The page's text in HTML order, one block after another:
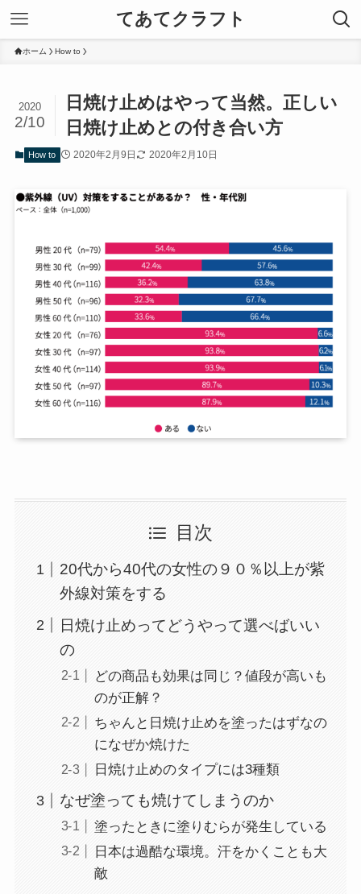
てあてクラフト
ホーム How to
日焼け止めはやって当然。正しい
日焼け止めとの付き合い方
2020
2/10
How to 2020年2月9日 2020年2月10日
目次
20代から40代の女性の９０％以上が紫
外線対策をする
日焼け止めってどうやって選べばいい
の
どの商品も効果は同じ？値段が高いも
のが正解？
ちゃんと日焼け止めを塗ったはずなの
になぜか焼けた
日焼け止めのタイプには3種類
なぜ塗っても焼けてしまうのか
塗ったときに塗りむらが発生している
日本は過酷な環境。汗をかくことも大
敵